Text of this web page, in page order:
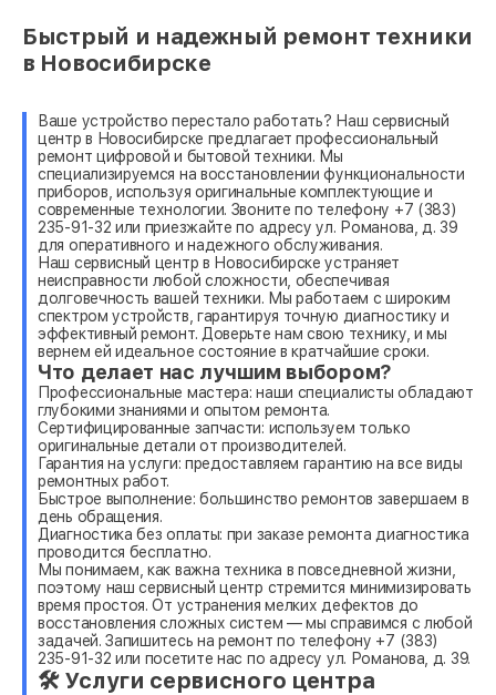
Быстрый и надежный ремонт техники
в Новосибирске
Ваше устройство перестало работать? Наш сервисный
центр в Новосибирске предлагает профессиональный
ремонт цифровой и бытовой техники. Мы
специализируемся на восстановлении функциональности
приборов, используя оригинальные комплектующие и
современные технологии. Звоните по телефону +7 (383)
235-91-32 или приезжайте по адресу ул. Романова, д. 39
для оперативного и надежного обслуживания.
Наш сервисный центр в Новосибирске устраняет
неисправности любой сложности, обеспечивая
долговечность вашей техники. Мы работаем с широким
спектром устройств, гарантируя точную диагностику и
эффективный ремонт. Доверьте нам свою технику, и мы
вернем ей идеальное состояние в кратчайшие сроки.
Что делает нас лучшим выбором?
Профессиональные мастера: наши специалисты обладают
глубокими знаниями и опытом ремонта.
Сертифицированные запчасти: используем только
оригинальные детали от производителей.
Гарантия на услуги: предоставляем гарантию на все виды
ремонтных работ.
Быстрое выполнение: большинство ремонтов завершаем в
день обращения.
Диагностика без оплаты: при заказе ремонта диагностика
проводится бесплатно.
Мы понимаем, как важна техника в повседневной жизни,
поэтому наш сервисный центр стремится минимизировать
время простоя. От устранения мелких дефектов до
восстановления сложных систем — мы справимся с любой
задачей. Запишитесь на ремонт по телефону +7 (383)
235-91-32 или посетите нас по адресу ул. Романова, д. 39.
🛠 Услуги сервисного центра